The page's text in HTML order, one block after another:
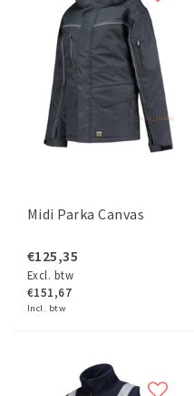
Midi Parka Canvas
€125,35
Excl. btw
€151,67
Incl. btw